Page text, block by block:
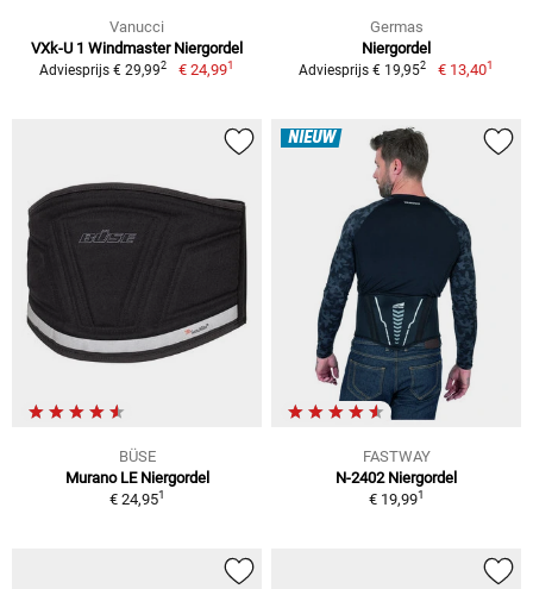
Vanucci
VXk-U 1 Windmaster Niergordel
Adviesprijs € 29,992 € 24,991
Germas
Niergordel
Adviesprijs € 19,952 € 13,401
BÜSE
Murano LE Niergordel
€ 24,951
NIEUW
FASTWAY
N-2402 Niergordel
€ 19,991